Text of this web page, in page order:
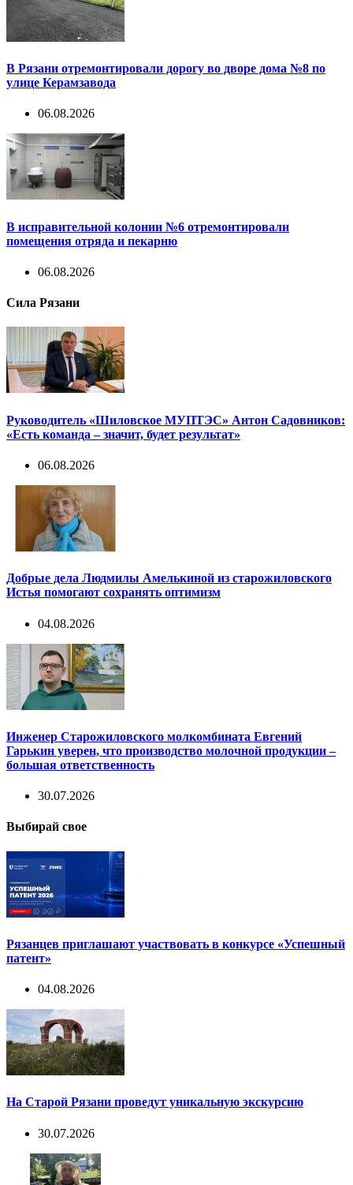
В Рязани отремонтировали дорогу во дворе дома №8 по
улице Керамзавода
06.08.2026
В исправительной колонии №6 отремонтировали
помещения отряда и пекарню
06.08.2026
Сила Рязани
Руководитель «Шиловское МУПТЭС» Антон Садовников:
«Есть команда – значит, будет результат»
06.08.2026
Добрые дела Людмилы Амелькиной из старожиловского
Истья помогают сохранять оптимизм
04.08.2026
Инженер Старожиловского молкомбината Евгений
Гарькин уверен, что производство молочной продукции –
большая ответственность
30.07.2026
Выбирай свое
Рязанцев приглашают участвовать в конкурсе «Успешный
патент»
04.08.2026
На Старой Рязани проведут уникальную экскурсию
30.07.2026